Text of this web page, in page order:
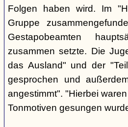
Folgen haben wird. Im
Gruppe
Gestapobeamten
zusammen setzte. Die
das Ausland" und der
gesprochen und
angestimmt". "Hierbei
Tonmotiven gesungen